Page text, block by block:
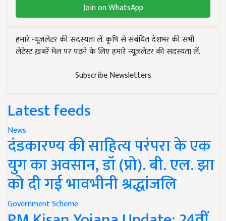
Join on WhatsApp
हमारे न्यूज़लेटर की सदस्यता लें. कृषि से संबंधित देशभर की सभी
लेटेस्ट ख़बरें मेल पर पढ़ने के लिए हमारे न्यूज़लेटर की सदस्यता लें.
Subscribe Newsletters
Latest feeds
News
दंडकारण्य की साहित्य परंपरा के एक
युग का अवसान, डॉ (प्रो). बी. एल. झा
को दी गई भावभीनी श्रद्धांजलि
Government Scheme